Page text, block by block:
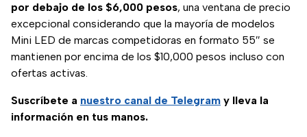
por debajo de los $6,000 pesos, una ventana de precio
excepcional considerando que la mayoría de modelos
Mini LED de marcas competidoras en formato 55″ se
mantienen por encima de los $10,000 pesos incluso con
ofertas activas.
Suscríbete a nuestro canal de Telegram y lleva la
información en tus manos.